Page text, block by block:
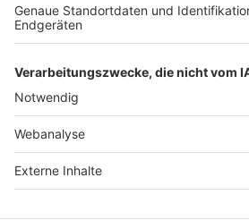
Nutzungsbedingungen Datenschutz